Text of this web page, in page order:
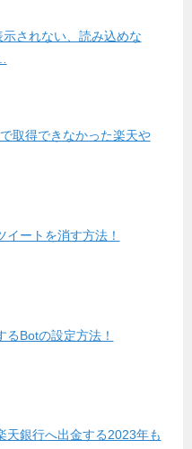
されない、読み込めな
取得できなかった楽天や
ートを消す方法！
るBotの設定方法！
天銀行へ出金する2023年も